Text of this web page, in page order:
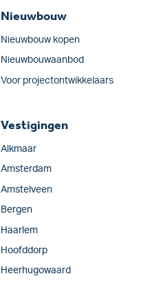
Nieuwbouw
Nieuwbouw kopen
Nieuwbouwaanbod
Voor projectontwikkelaars
Vestigingen
Alkmaar
Amsterdam
Amstelveen
Bergen
Haarlem
Hoofddorp
Heerhugowaard